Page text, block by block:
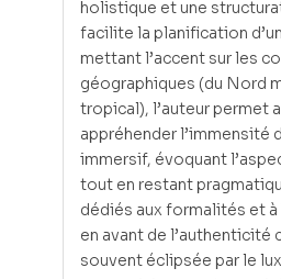
holistique et une
facilite la planification
mettant l’accent sur les
géographiques (du Nord
tropical), l’auteur permet
appréhender l’immensité
immersif, évoquant
tout en restant
dédiés aux formalités et
en avant de
souvent éclipsée par le